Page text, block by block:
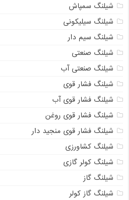
شیلنگ سمپاش
شیلنگ سیلیکونی
شیلنگ سیم دار
شیلنگ صنعتی
شیلنگ صنعتی آب
شیلنگ فشار قوی
شیلنگ فشار قوی آب
شیلنگ فشار قوی روغن
شیلنگ فشار قوی منجید دار
شیلنگ کشاورزی
شیلنگ کولر گازی
شیلنگ گاز
شیلنگ گاز کولر